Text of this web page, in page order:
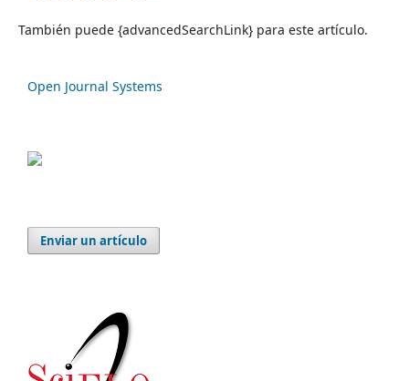
También puede {advancedSearchLink} para este artículo.
Open Journal Systems
Enviar un artículo